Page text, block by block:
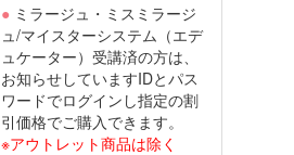
● ミラージュ・ミスミラージ
ュ/マイスターシステム（エデ
ュケーター）受講済の方は、
お知らせしていますIDとパス
ワードでログインし指定の割
引価格でご購入できます。
※アウトレット商品は除く